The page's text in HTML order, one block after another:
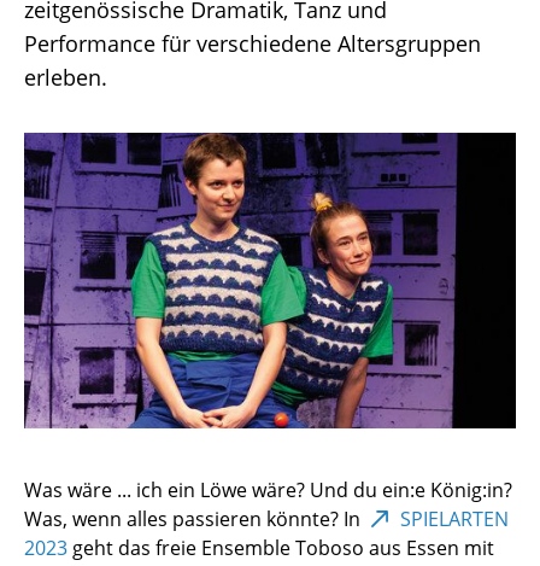
zeitgenössische Dramatik, Tanz und
Performance für verschiedene Altersgruppen
erleben.
Was wäre ... ich ein Löwe wäre? Und du ein:e König:in?
Was, wenn alles passieren könnte? In
SPIELARTEN
2023 geht das freie Ensemble Toboso aus Essen mit